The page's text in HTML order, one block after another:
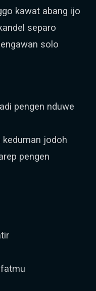
kawat abang ijo
separo
solo
pengen nduwe
keduman jodoh
pengen